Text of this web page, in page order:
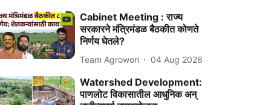
Cabinet Meeting : राज्य
सरकारने मंत्रिमंडळ बैठकीत कोणते
निर्णय घेतले?
Team Agrowon 04 Aug 2026
Watershed Development:
पाणलोट विकासातील आधुनिक अन्